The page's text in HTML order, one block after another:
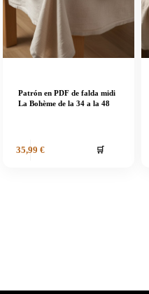
Patrón en PDF de falda midi
La Bohème de la 34 a la 48
35,99 € 🛒